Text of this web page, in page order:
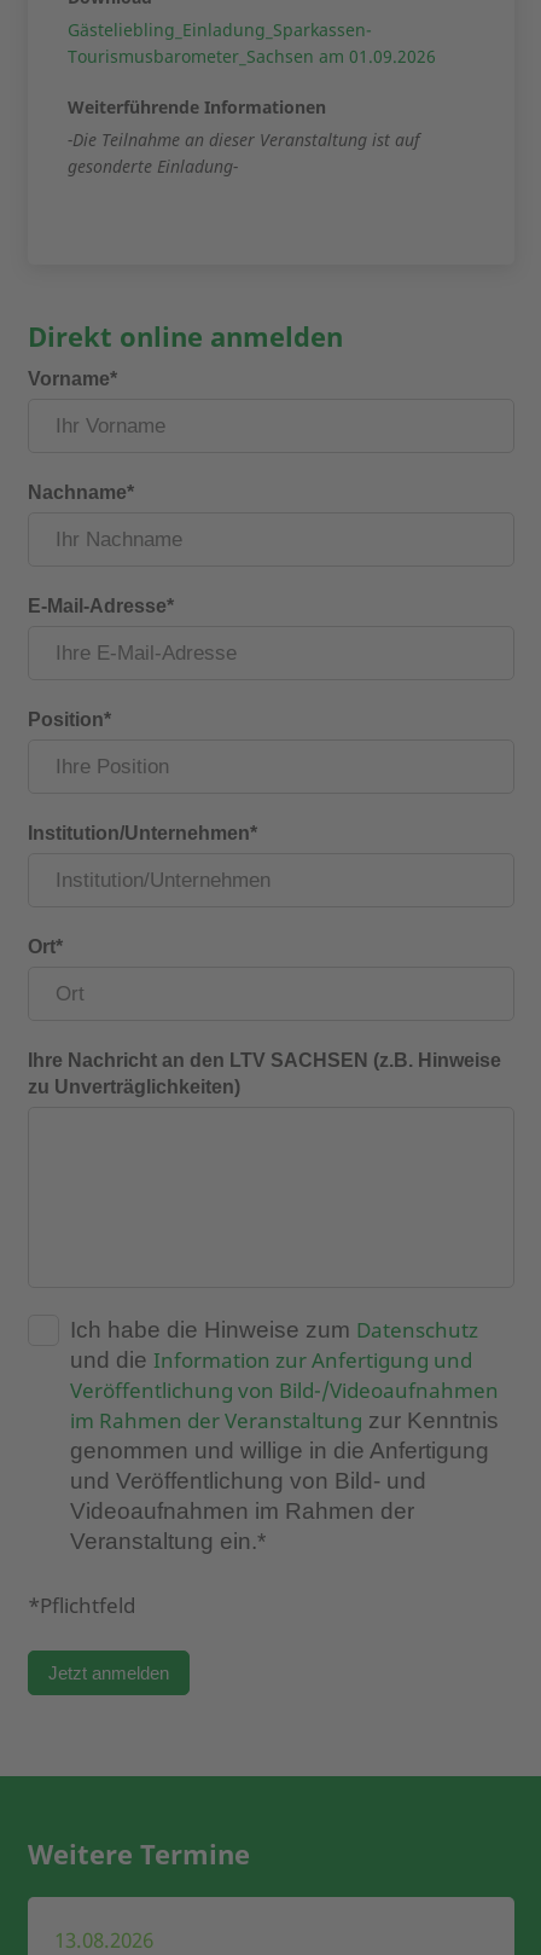
Gästeliebling_Einladung_Sparkassen-
Tourismusbarometer_Sachsen am 01.09.2026
Weiterführende Informationen
-Die Teilnahme an dieser Veranstaltung ist auf
gesonderte Einladung-
Direkt online anmelden
Vorname*
Nachname*
E-Mail-Adresse*
Position*
Institution/Unternehmen*
Ort*
Ihre Nachricht an den LTV SACHSEN (z.B. Hinweise
zu Unverträglichkeiten)
Ich habe die Hinweise zum Datenschutz
und die Information zur Anfertigung und
Veröffentlichung von Bild-/Videoaufnahmen
im Rahmen der Veranstaltung zur Kenntnis
genommen und willige in die Anfertigung
und Veröffentlichung von Bild- und
Videoaufnahmen im Rahmen der
Veranstaltung ein.*
*Pflichtfeld
Weitere Termine
13.08.2026